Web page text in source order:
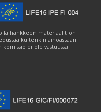
hankkeen materiaalit on
kuitenkin ainoastaan
ei ole vastuussa.